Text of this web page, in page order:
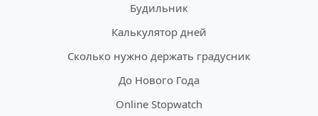
Будильник
Калькулятор дней
Сколько нужно держать градусник
До Нового Года
Online Stopwatch